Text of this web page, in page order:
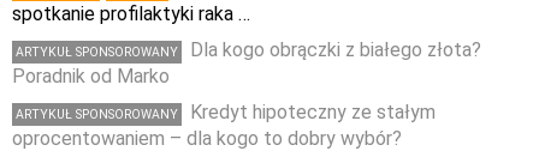
spotkanie profilaktyki raka …
ARTYKUŁ SPONSOROWANY
Dla kogo obrączki z białego złota?
Poradnik od Marko
ARTYKUŁ SPONSOROWANY
Kredyt hipoteczny ze stałym
oprocentowaniem – dla kogo to dobry wybór?